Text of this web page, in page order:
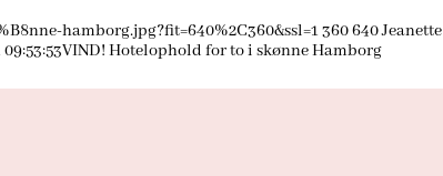
hamborg.jpg?fit=640%2C360&ssl=1 360640Jeanette
VIND! Hotelophold for to i skønne Hamborg